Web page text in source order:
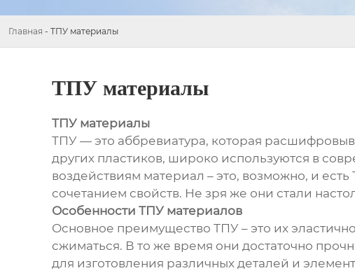
Главная - ТПУ материалы
ТПУ материалы
ТПУ материалы
ТПУ — это аббревиатура, которая
других пластиков, широко используются в
воздействиям материал – это, возможно, и
сочетанием свойств. Не зря же они стали
Особенности ТПУ материалов
Основное преимущество ТПУ – это их
сжиматься. В то же время они достаточно
для изготовления различных деталей и